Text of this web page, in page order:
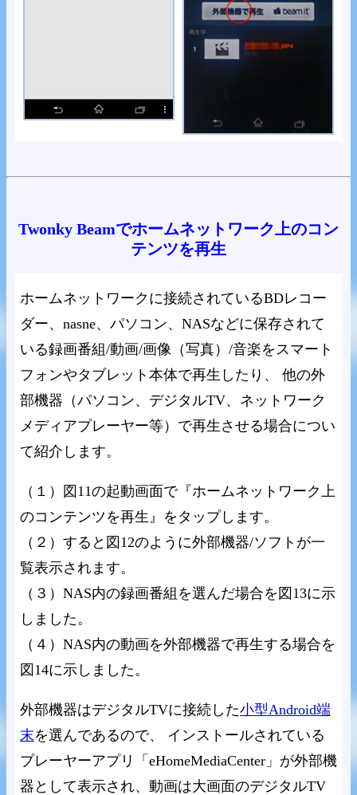
Twonky Beamでホームネットワーク上のコン
テンツを再生
ホームネットワークに接続されているBDレコー
ダー、nasne、パソコン、NASなどに保存されて
いる録画番組/動画/画像（写真）/音楽をスマート
フォンやタブレット本体で再生したり、 他の外
部機器（パソコン、デジタルTV、ネットワーク
メディアプレーヤー等）で再生させる場合につい
て紹介します。
（１）図11の起動画面で『ホームネットワーク上
のコンテンツを再生』をタップします。
（２）すると図12のように外部機器/ソフトが一
覧表示されます。
（３）NAS内の録画番組を選んだ場合を図13に示
しました。
（４）NAS内の動画を外部機器で再生する場合を
図14に示しました。
外部機器はデジタルTVに接続した小型Android端
末を選んであるので、 インストールされている
プレーヤーアプリ「eHomeMediaCenter」が外部機
器として表示され、動画は大画面のデジタルTV